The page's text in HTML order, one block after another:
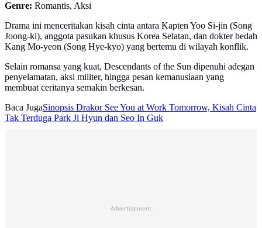
Genre: Romantis, Aksi
Drama ini menceritakan kisah cinta antara Kapten Yoo Si-jin (Song
Joong-ki), anggota pasukan khusus Korea Selatan, dan dokter bedah
Kang Mo-yeon (Song Hye-kyo) yang bertemu di wilayah konflik.
Selain romansa yang kuat, Descendants of the Sun dipenuhi adegan
penyelamatan, aksi militer, hingga pesan kemanusiaan yang
membuat ceritanya semakin berkesan.
Baca JugaSinopsis Drakor See You at Work Tomorrow, Kisah Cinta
Tak Terduga Park Ji Hyun dan Seo In Guk
Advertisement